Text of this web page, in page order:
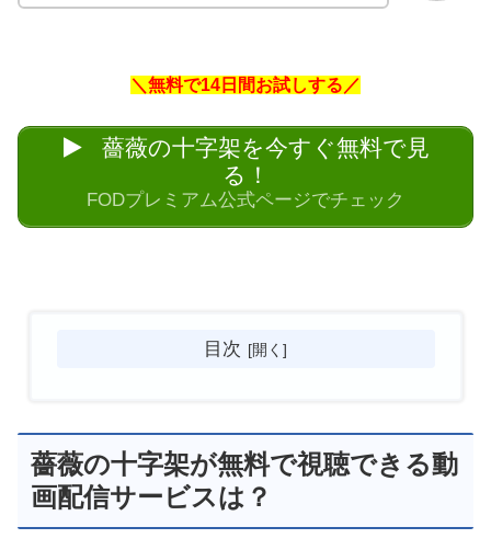
＼無料で14日間お試しする／
薔薇の十字架を今すぐ無料で見
る！
FODプレミアム公式ページでチェック
目次
薔薇の十字架が無料で視聴できる動
画配信サービスは？